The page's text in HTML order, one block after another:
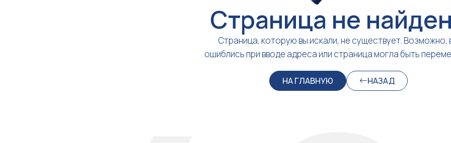
Страница не
Страница, которую вы искали, не существует. Возможно,
ошиблись при вводе адреса или страница могла быть
НА ГЛАВНУЮ НАЗАД